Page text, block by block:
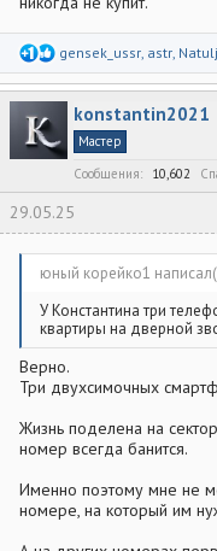
Р
е
а
к
и
gensek_ussr astr
konstantin2021
Мастер
Сообщения
10,602
29.05.25
юный корейко1
У Константина три
квартиры на дверной
Верно.
Три двухсимочных
Жизнь поделена на
номер всегда банится.
Именно поэтому мне не
номере, на который им